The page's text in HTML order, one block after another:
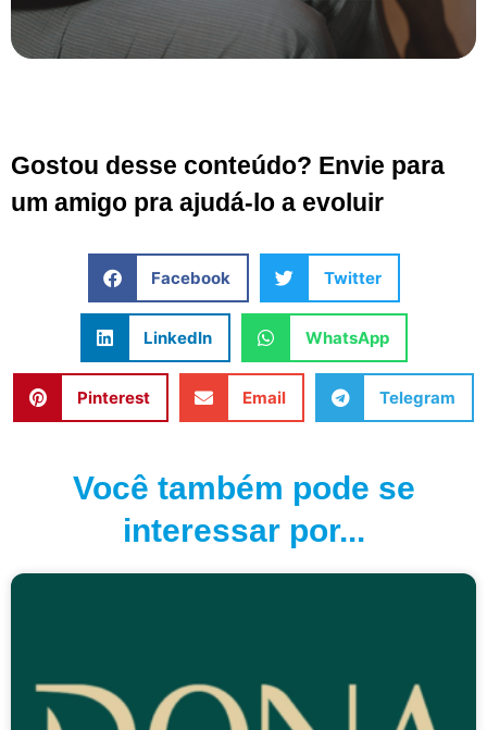
Gostou desse conteúdo? Envie para
um amigo pra ajudá-lo a evoluir
Facebook Twitter
LinkedIn WhatsApp
Pinterest Email Telegram
Você também pode se
interessar por...